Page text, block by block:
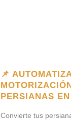
📌
PERSIANAS
Convierte tus